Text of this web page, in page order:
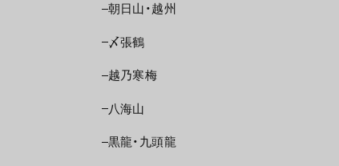
朝日山・越州
〆張鶴
越乃寒梅
八海山
黒龍・九頭龍